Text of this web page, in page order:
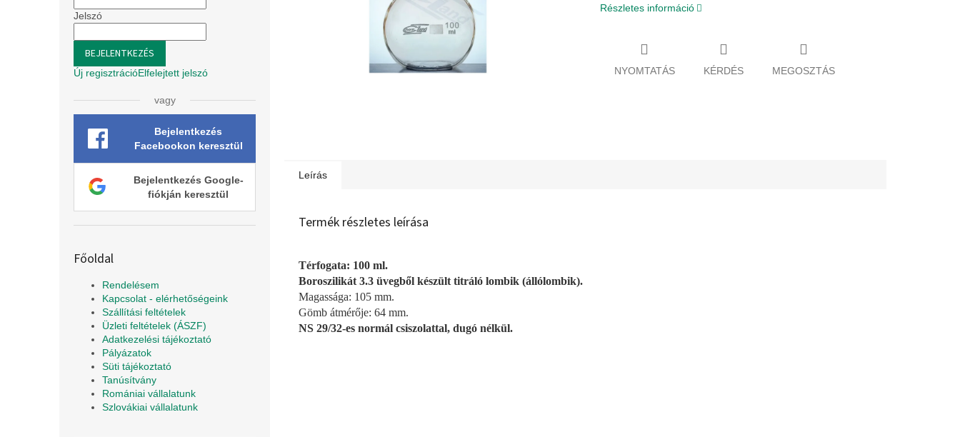
Jelszó
BEJELENTKEZÉS
Új regisztrációElfelejtett jelszó
vagy
Bejelentkezés
Facebookon keresztül
Bejelentkezés Google-
fiókján keresztül
Főoldal
Rendelésem
Kapcsolat - elérhetőségeink
Szállítási feltételek
Üzleti feltételek (ÁSZF)
Adatkezelési tájékoztató
Pályázatok
Süti tájékoztató
Tanúsítvány
Romániai vállalatunk
Szlovákiai vállalatunk
Részletes információ
NYOMTATÁS KÉRDÉS MEGOSZTÁS
Leírás
Termék részletes leírása
Térfogata: 100 ml.
Boroszilikát 3.3 üvegből készült titráló lombik (állólombik).
Magassága: 105 mm.
Gömb átmérője: 64 mm.
NS 29/32-es normál csiszolattal, dugó nélkül.